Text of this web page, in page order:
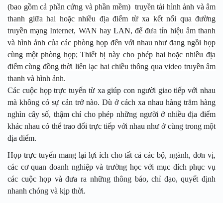
(bao gồm cả phần cứng và phần mềm) truyền tải hình ảnh và âm
thanh giữa hai hoặc nhiều địa điểm từ xa kết nối qua đường
truyền mạng Internet, WAN hay LAN, để đưa tín hiệu âm thanh
và hình ảnh của các phòng họp đến với nhau như đang ngồi họp
cùng một phòng họp; Thiết bị này cho phép hai hoặc nhiều địa
điểm cùng đồng thời liên lạc hai chiều thông qua video truyền âm
thanh và hình ảnh.
Các cuộc họp trực tuyến từ xa giúp con người giao tiếp với nhau
mà không có sự cản trở nào. Dù ở cách xa nhau hàng trăm hàng
nghìn cây số, thậm chí cho phép những người ở nhiều địa điểm
khác nhau có thể trao đổi trực tiếp với nhau như ở cùng trong một
địa điểm.
Họp trực tuyến mang lại lợi ích cho tất cả các bộ, ngành, đơn vị,
các cơ quan doanh nghiệp và trường học với mục đích phục vụ
các cuộc họp và đưa ra những thông báo, chỉ đạo, quyết định
nhanh chóng và kịp thời.